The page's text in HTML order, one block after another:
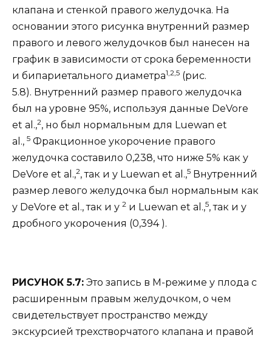
клапана и стенкой правого желудочка. На
основании этого рисунка внутренний размер
правого и левого желудочков был нанесен на
график в зависимости от срока беременности
и бипариетального диаметра1,2,5 (рис.
5.8). Внутренний размер правого желудочка
был на уровне 95%, используя данные DeVore
et al.,2, но был нормальным для Luewan et
al., 5 Фракционное укорочение правого
желудочка составило 0,238, что ниже 5% как у
DeVore et al.,2, так и у Luewan et al.,5 Внутренний
размер левого желудочка был нормальным как
у DeVore et al., так и у 2 и Luewan et al.,5, так и у
дробного укорочения (0,394 ).
РИСУНОК 5.7: Это запись в М-режиме у плода с
расширенным правым желудочком, о чем
свидетельствует пространство между
экскурсией трехстворчатого клапана и правой